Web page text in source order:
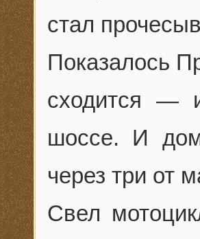
стал
Показалось
сходится —
шоссе. И дом
через три от
Свел